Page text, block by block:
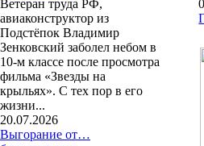
Ветеран труда РФ,
авиаконструктор из
Подстёпок Владимир
Зенковский заболел небом в
10-м классе после просмотра
фильма «Звезды на
крыльях». С тех пор в его
жизни...
20.07.2026
Выгорание от…